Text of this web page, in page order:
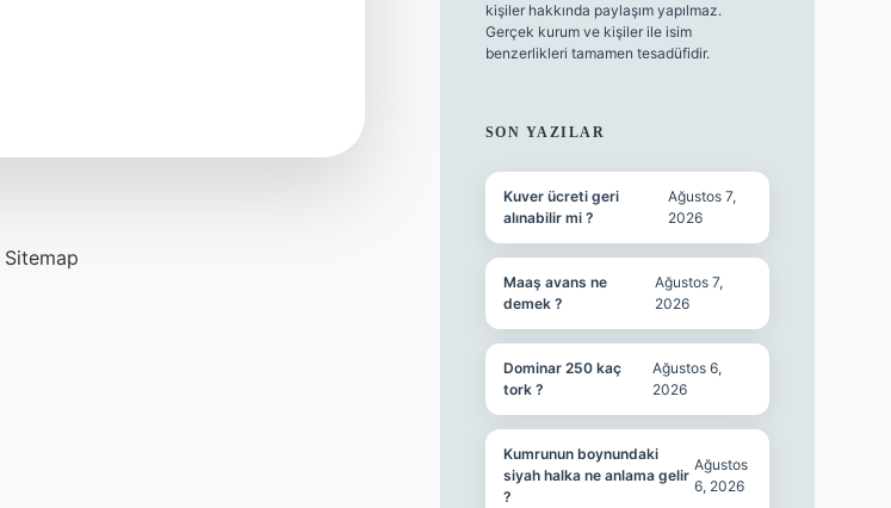
Sitemap
kişiler hakkında paylaşım yapılmaz.
Gerçek kurum ve kişiler ile isim
benzerlikleri tamamen tesadüfidir.
SON YAZILAR
Kuver ücreti geri
alınabilir mi ?
Ağustos 7,
2026
Maaş avans ne
demek ?
Ağustos 7,
2026
Dominar 250 kaç
tork ?
Ağustos 6,
2026
Kumrunun boynundaki
siyah halka ne anlama gelir
?
Ağustos
6, 2026